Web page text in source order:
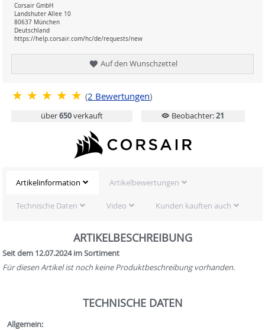
Corsair GmbH
Landshuter Allee 10
80637 München
Deutschland
https://help.corsair.com/hc/de/requests/new
Auf den Wunschzettel
(2 Bewertungen)
über650verkauft Beobachter:21
Artikelinformation Artikelbewertungen
Technische Daten Video Kunden kauften auch
ARTIKELBESCHREIBUNG
Seit dem 12.07.2024 im Sortiment
Für diesen Artikel ist noch keine Produktbeschreibung vorhanden.
TECHNISCHE DATEN
Allgemein: